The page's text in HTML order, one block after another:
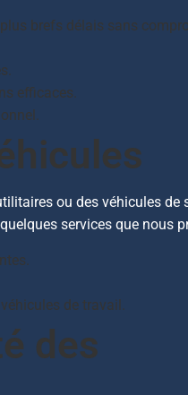
brefs délais sans
efficaces.
ou des véhicules de
services que nous
de travail.
des